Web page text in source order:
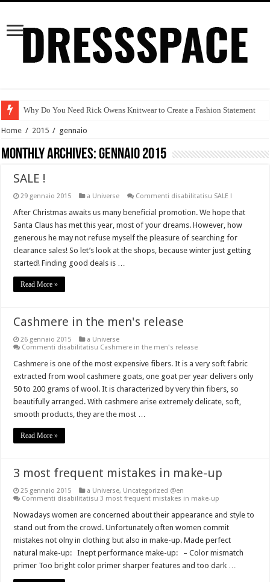
Why Do You Need Rick Owens Knitwear to Create a Fashion Statement
TENDENZA MODA AUTUNNO/INVERNO 2015-2016
Arte e moda
Attractive Discount Deals on Women’s online Clothing at Dressspace
Moda Etica & Equo Garantita
Are You Searching For the Perfect Petite Women's Clothing?
Home / 2015 / gennaio
Monthly Archives:gennaio 2015
SALE !
29 gennaio 2015 a Universe Commenti disabilitatisu SALE !
After Christmas awaits us many beneficial promotion. We hope that
Santa Claus has met this year, most of your dreams. However, how
generous he may not refuse myself the pleasure of searching for
clearance sales! So let’s look at the shops, because winter just getting
started! Finding good deals is …
Read More »
Cashmere in the men's release
26 gennaio 2015
a Universe
Commenti disabilitatisu Cashmere in the men's release
Cashmere is one of the most expensive fibers. It is a very soft fabric
extracted from wool cashmere goats, one goat per year delivers only
50 to 200 grams of wool. It is characterized by very thin fibers, so
beautifully arranged. With cashmere arise extremely delicate, soft,
smooth products, they are the most …
Read More »
3 most frequent mistakes in make-up
25 gennaio 2015 a Universe, Uncategorized @en
Commenti disabilitatisu 3 most frequent mistakes in make-up
Nowadays women are concerned about their appearance and style to
stand out from the crowd. Unfortunately often women commit
mistakes not olny in clothing but also in make-up. Made perfect
natural make-up: Inept performance make-up: – Color mismatch
primer Too bright color primer sharper features and too dark …